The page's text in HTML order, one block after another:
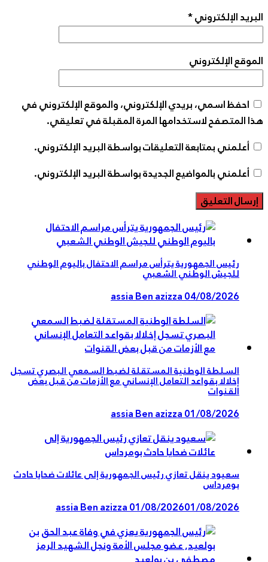
الإلكتروني*
الإلكتروني
احفظ اسمي، بريدي الإلكتروني، والموقع الإلكتروني في
المتصفح لاستخدامها المرة المقبلة في تعليقي.
أعلمني بمتابعة التعليقات بواسطة البريد الإلكتروني.
أعلمني بالمواضيع الجديدة بواسطة البريد الإلكتروني.
رئيس الجمهورية يترأس مراسم الاحتفال باليوم الوطني
للجيش الوطني الشعبي
assia Ben azizza04/08/2026
السلطة الوطنية المستقلة لضبط السمعي البصري تسجل
إخلالا بقواعد التعامل الإنساني مع الأزمات من قبل بعض
القنوات
assia Ben azizza01/08/2026
سعيود ينقل تعازي رئيس الجمهورية إلى عائلات ضحايا حادث
بومرداس
assia Ben azizza01/08/202601/08/2026